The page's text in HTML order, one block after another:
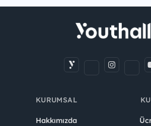
KURUMSAL
Hakkımızda